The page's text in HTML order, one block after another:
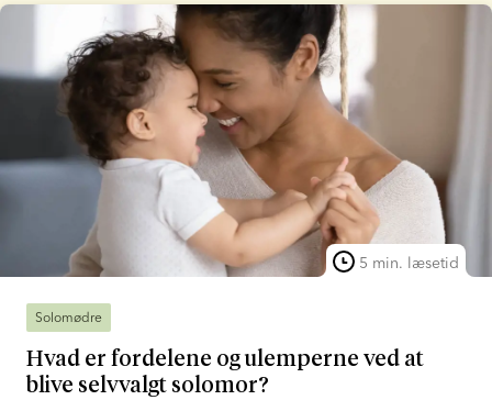
5 min. læsetid
Solomødre
Hvad er fordelene og ulemperne ved at
blive selvvalgt solomor?